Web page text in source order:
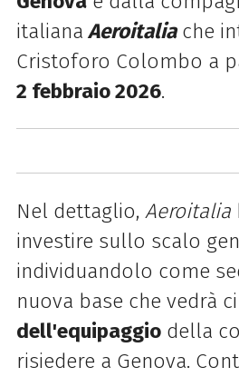
italiana Aeroitalia che
Cristoforo Colombo a
2 febbraio 2026.
Nel dettaglio, Aeroitalia
investire sullo scalo
individuandolo come
nuova base che vedrà
dell'equipaggiodella
risiedere a Genova.